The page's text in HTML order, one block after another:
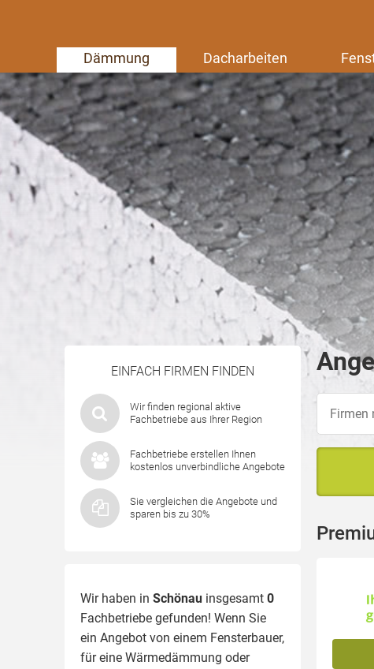
Dämmung Dacharbeiten
EINFACH FIRMEN FINDEN
Wir finden regional aktive
Fachbetriebe aus Ihrer Region
Fachbetriebe erstellen Ihnen
kostenlos unverbindliche Angebote
Sie vergleichen die Angebote und
sparen bis zu 30%
Wir haben in Schönau insgesamt 0
Fachbetriebe gefunden! Wenn Sie
ein Angebot von einem Fensterbauer,
für eine Wärmedämmung oder